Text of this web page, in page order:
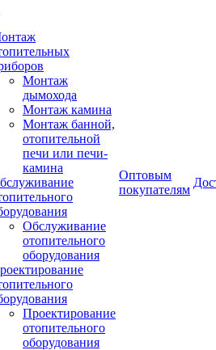
Монтаж
дымохода
Монтаж камина
Монтаж банной,
отопительной
печи или печи-
камина
Обслуживание
отопительного
оборудования
Проектирование
отопительного
оборудования
Оптовым
покупателям